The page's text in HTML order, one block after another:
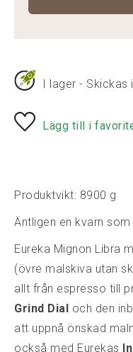
I lager -
Lägg till i
Produktvikt: 8900 g
Äntligen en kvarn
Eureka Mignon Libra
(övre malskiva utan
allt från espresso till
Grind Dial och den
att uppnå önskad
också med Eurekas